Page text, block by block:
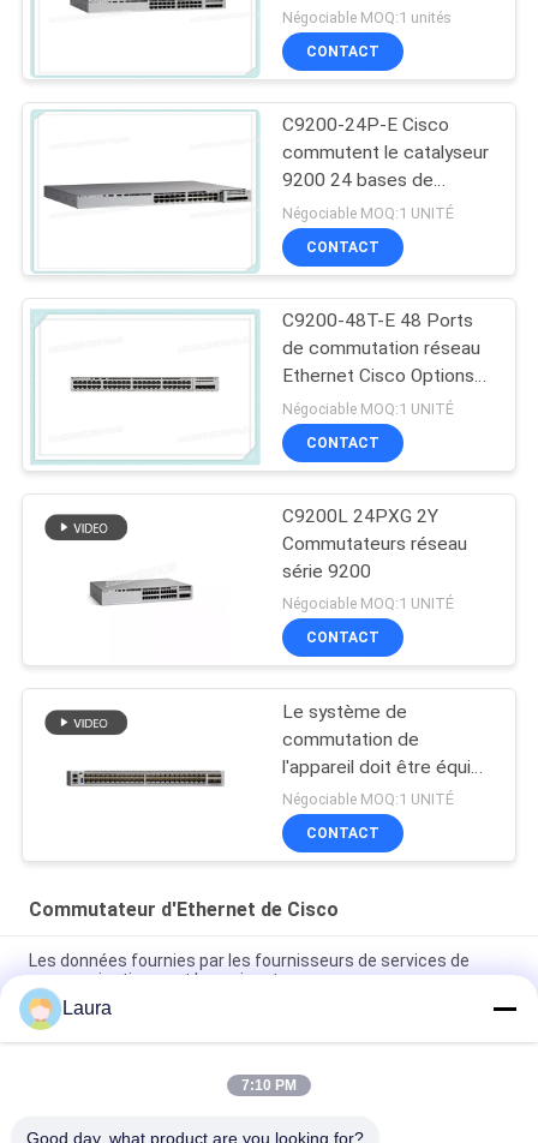
de commutation Cisco
Ethernet.
Négociable MOQ:1 unités
CONTACT
C9200-24P-E Cisco
commutent le catalyseur
9200 24 bases de
réseau de commutateur
du port PoE+
Négociable MOQ:1 UNITÉ
CONTACT
C9200-48T-E 48 Ports
de commutation réseau
Ethernet Cisco Options
de liaison montante
modulaire de données
Négociable MOQ:1 UNITÉ
CONTACT
C9200L 24PXG 2Y
Commutateurs réseau
série 9200
Négociable MOQ:1 UNITÉ
CONTACT
Le système de
commutation de
l'appareil doit être équipé
d'un système de
commutation de
l'appareil qui est équipé
commutation de
Négociable MOQ:1 UNITÉ
CONTACT
Commutateur d'Ethernet de Cisco
Les données fournies par les fournisseurs de services de
communication sont les suivantes:
Commutateur fibre Cisco C9300X-12Y-E Catalyst 9300X 12
ports 25G/10G/1G SFP28 (essentiels du réseau)
C9300-24P-A Cisco Catalyst 9300 24 ports PoE + avantage
Laura
7:10 PM
Good day, what product are you looking for?